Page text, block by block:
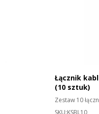
Łącznik
(10 sztuk)
Zestaw 10
SKU:KSBL10